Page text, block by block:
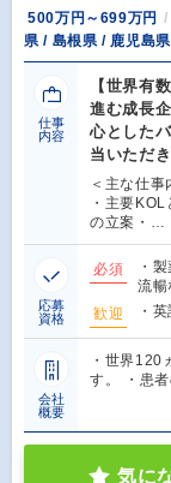
500万円～699万円
県 / 島根県 / 鹿児島県
仕事
内容
【世界有
進む成長
心とした
当いただき
＜主な仕
・主要
の立案・…
応募
資格
必須
・
流暢
歓迎
・
会社
概要
・世界120
す。 ・患
気に